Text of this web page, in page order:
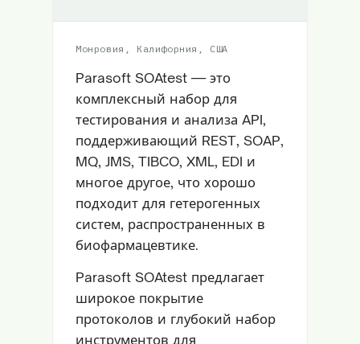
Монровия, Калифорния, США
Parasoft SOAtest — это
комплексный набор для
тестирования и анализа API,
поддерживающий REST, SOAP,
MQ, JMS, TIBCO, XML, EDI и
многое другое, что хорошо
подходит для гетерогенных
систем, распространенных в
биофармацевтике.
Parasoft SOAtest предлагает
широкое покрытие
протоколов и глубокий набор
инструментов для